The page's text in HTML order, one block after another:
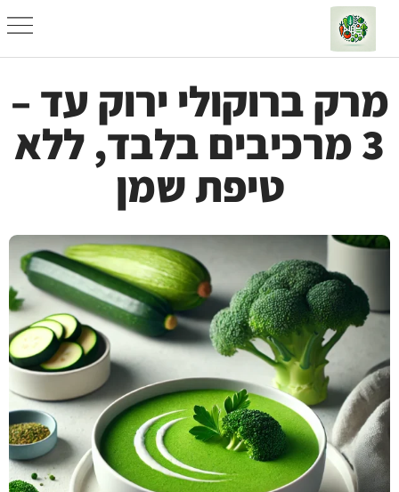
מרק ברוקולי ירוק עד –
3 מרכיבים בלבד, ללא
טיפת שמן